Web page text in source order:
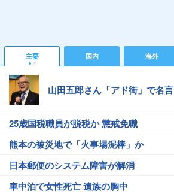
主要 国内 海外
山田五郎さん「アド街」で名言
25歳国税職員が脱税か 懲戒免職
熊本の被災地で「火事場泥棒」か
日本郵便のシステム障害が解消
車中泊で女性死亡 遺族の胸中